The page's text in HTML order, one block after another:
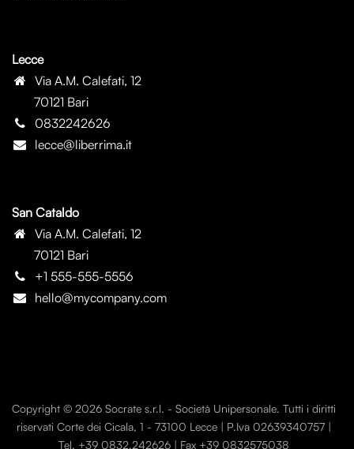
Lecce
Via A.M. Calefati, 12
70121 Bari
0832242626
lecce@liberrima.it
San Cataldo
Via A.M. Calefati, 12
70121 Bari
+1 555-555-5556
hello@mycompany.com
Copyright © 2026 Socrate s.r.l. - Società Unipersonale. Tutti i diritti
riservati Corte dei Cicala, 1 - 73100 Lecce | P.Iva 02639340757 |
Tel. +39 0832.242626 | Fax +39 0832575038